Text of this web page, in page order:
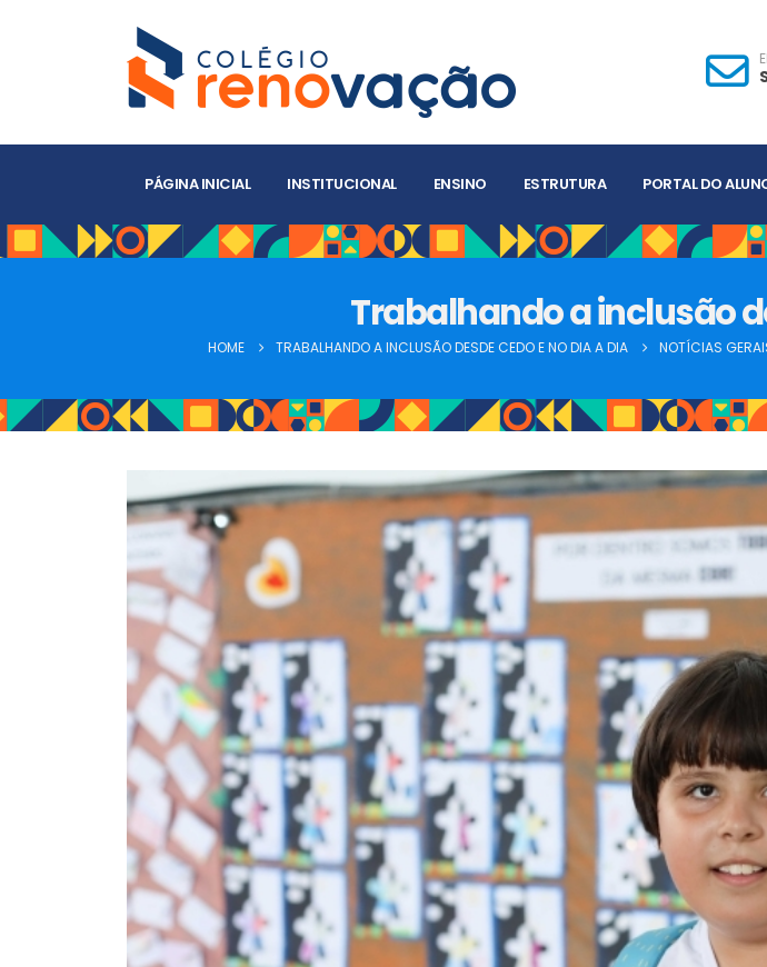
PÁGINA INICIAL INSTITUCIONAL ENSINO ESTRUTURA PORTAL DO
Trabalhando a inclusão
HOME TRABALHANDO A INCLUSÃO DESDE CEDO E NO DIA A DIA NOTÍCIAS